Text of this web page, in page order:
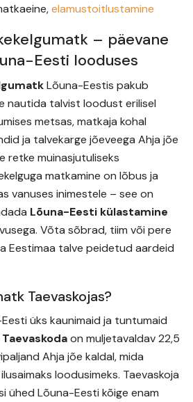
elamustoitlustamine
– päevane
Eesti looduses
Lõuna-Eestis pakub
nautida talvist loodust erilisel
metsas, matkaja kohal
ja talvekarge jõeveega Ahja jõe
retke muinasjutuliseks
matkamine on lõbus ja
vanuses inimestele – see on
Lõuna-Eesti külastamine
Võta sõbrad, tiim või pere
Eestimaa talve peidetud aardeid
Taevaskojas?
üks kaunimaid ja tuntumaid
on muljetavaldav 22,5
Ahja jõe kaldal, mida
loodusimeks. Taevaskoja
ühed Lõuna-Eesti kõige enam